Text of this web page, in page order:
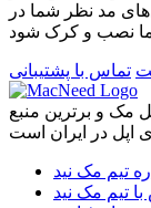
مد نظر شما در
تماس با پشتیبانی
و برترین منبع
تیم مک نید
تیم مک نید